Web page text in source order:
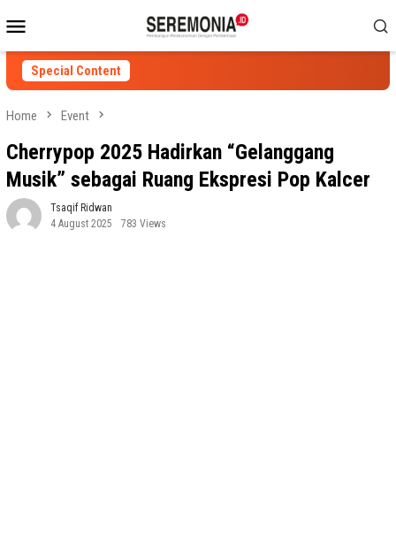
to
contentMenu
Special Content
Home Event
Cherrypop 2025 Hadirkan “Gelanggang
Musik” sebagai Ruang Ekspresi Pop Kalcer
Tsaqif Ridwan
4 August 2025
783 Views